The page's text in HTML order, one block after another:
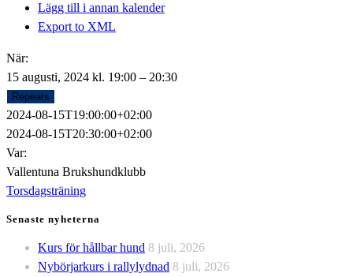
Lägg till i annan kalender
Export to XML
När:
15 augusti, 2024 kl. 19:00 – 20:30
Repeats
2024-08-15T19:00:00+02:00
2024-08-15T20:30:00+02:00
Var:
Vallentuna Brukshundklubb
Torsdagsträning
Senaste nyheterna
Kurs för hållbar hund 8 juli, 2026
Nybörjarkurs i rallylydnad 8 juli, 2026